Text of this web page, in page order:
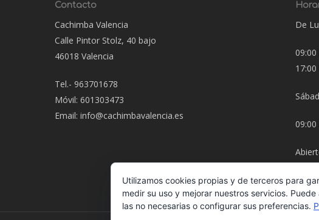
Contacto
Cachimba Valencia
Calle Pintor Stolz, 40 bajo
46018 Valencia
Tel.- 963701678
Móvil: 601303473
Email: info@cachimbavalencia.es
De
09:00
09:00
Utilizamos cookies propias y de terceros para
medir su uso y mejorar nuestros servicios.
las no necesarias o configurar sus preferencias.